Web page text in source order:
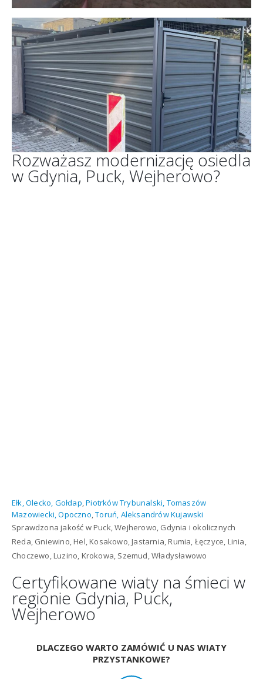
Rozważasz modernizację osiedla
w Gdynia, Puck, Wejherowo?
Ełk, Olecko, Gołdap,Piotrków Trybunalski, Tomaszów
Mazowiecki, Opoczno,Toruń, Aleksandrów Kujawski
Sprawdzona jakość w Puck, Wejherowo, Gdynia i okolicznych
Reda, Gniewino, Hel, Kosakowo, Jastarnia, Rumia, Łęczyce, Linia,
Choczewo, Luzino, Krokowa, Szemud, Władysławowo
Certyfikowane wiaty na śmieci w
regionie Gdynia, Puck,
Wejherowo
DLACZEGO WARTO ZAMÓWIĆ U NAS WIATY
PRZYSTANKOWE?